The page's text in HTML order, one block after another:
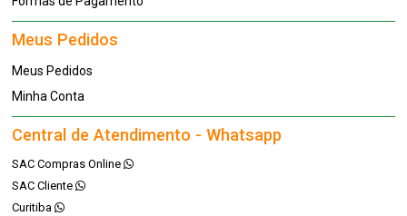
Meus Pedidos
Meus Pedidos
Minha Conta
Central de Atendimento - Whatsapp
SAC Compras Online
SAC Cliente
Curitiba